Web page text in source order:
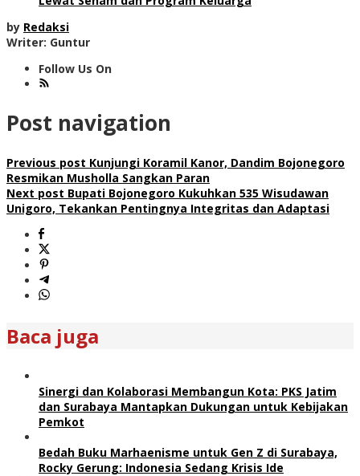
by Redaksi
Writer: Guntur
Follow Us On
Post navigation
Previous post Kunjungi Koramil Kanor, Dandim Bojonegoro
Resmikan Musholla Sangkan Paran
Next post Bupati Bojonegoro Kukuhkan 535 Wisudawan
Unigoro, Tekankan Pentingnya Integritas dan Adaptasi
Baca juga
Sinergi dan Kolaborasi Membangun Kota: PKS Jatim
dan Surabaya Mantapkan Dukungan untuk Kebijakan
Pemkot
Bedah Buku Marhaenisme untuk Gen Z di Surabaya,
Rocky Gerung: Indonesia Sedang Krisis Ide